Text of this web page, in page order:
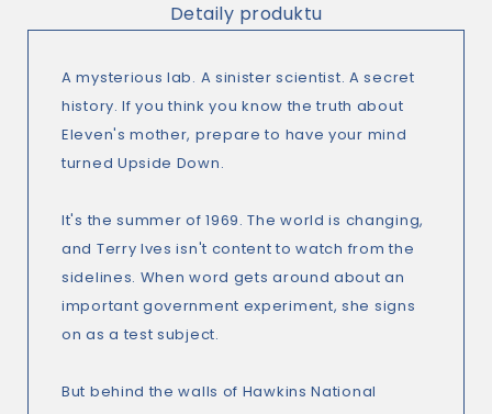
Detaily produktu
A mysterious lab. A sinister scientist. A secret
history. If you think you know the truth about
Eleven's mother, prepare to have your mind
turned Upside Down.
It's the summer of 1969. The world is changing,
and Terry Ives isn't content to watch from the
sidelines. When word gets around about an
important government experiment, she signs
on as a test subject.
But behind the walls of Hawkins National